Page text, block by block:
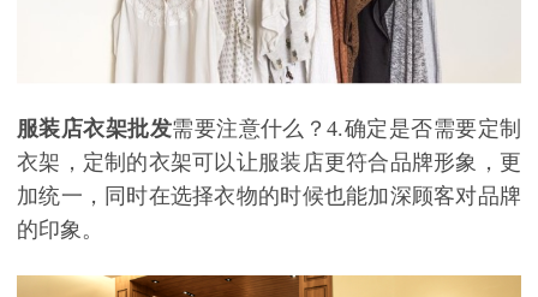
服装店衣架批发需要注意什么？4.确定是否需要定制
衣架，定制的衣架可以让服装店更符合品牌形象，更
加统一，同时在选择衣物的时候也能加深顾客对品牌
的印象。